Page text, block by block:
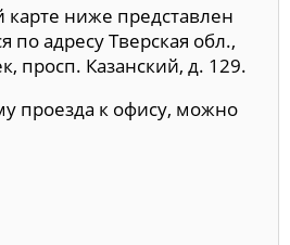
карте ниже представлен
по адресу Тверская обл.,
просп. Казанский, д. 129.
проезда к офису, можно